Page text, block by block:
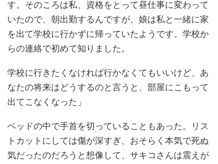
す。そのころは私、資格をとって昼仕事に変わって
いたので、朝出勤するんですが、娘は私と一緒に家
を出て学校に行かずに帰っていたようです。学校か
らの連絡で初めて知りました。
学校に行きたくなければ行かなくてもいいけど、あ
なたの将来はどうするのと言うと、部屋にこもって
出てこなくなった」
ベッドの中で手首を切っていることもあった。リス
トカットにしては傷が深すぎ、おそらく本気で死ぬ
気だったのだろうと想像して、サキコさんは震えが